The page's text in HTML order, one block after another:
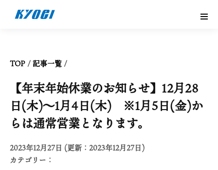
TOP /記事一覧 /
【年末年始休業のお知らせ】12月28
日(木)～1月4日(木) ※1月5日(金)か
らは通常営業となります。
2023年12月27日 (更新：2023年12月27日)
カテゴリー：